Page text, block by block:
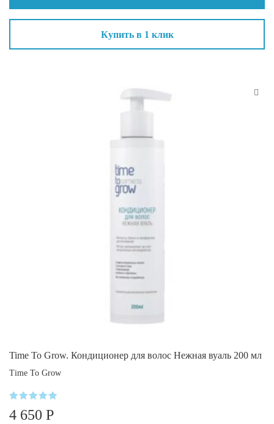
Купить в 1 клик
Time To Grow. Кондиционер для волос Нежная вуаль 200 мл
Time To Grow
5
4 650 Р